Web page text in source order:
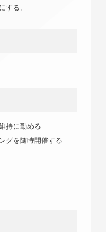
る。
持に勤める
グを随時開催する